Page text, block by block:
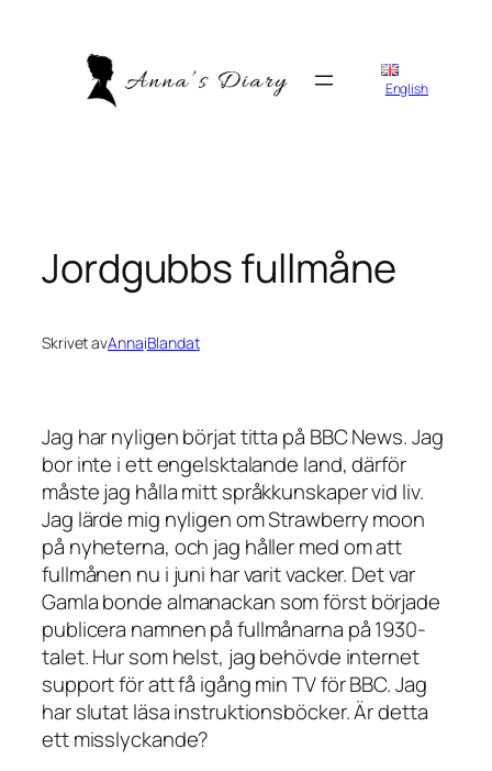
English
Jordgubbs fullmåne
Skrivet avAnnaiBlandat
Jag har nyligen börjat titta på BBC News. Jag
bor inte i ett engelsktalande land, därför
måste jag hålla mitt språkkunskaper vid liv.
Jag lärde mig nyligen om Strawberry moon
på nyheterna, och jag håller med om att
fullmånen nu i juni har varit vacker. Det var
Gamla bonde almanackan som först började
publicera namnen på fullmånarna på 1930-
talet. Hur som helst, jag behövde internet
support för att få igång min TV för BBC. Jag
har slutat läsa instruktionsböcker. Är detta
ett misslyckande?